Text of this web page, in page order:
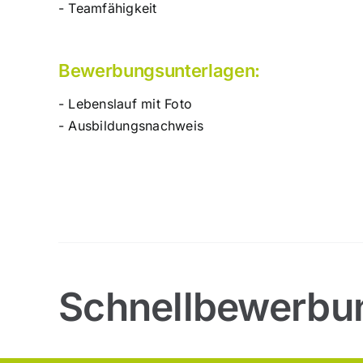
- Teamfähigkeit
Bewerbungsunterlagen:
- Lebenslauf mit Foto
- Ausbildungsnachweis